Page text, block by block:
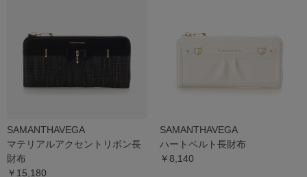
SAMANTHAVEGA
マテリアルアクセントリボン長
財布
￥15,180
SAMANTHAVEGA
ハートベルト長財布
￥8,140